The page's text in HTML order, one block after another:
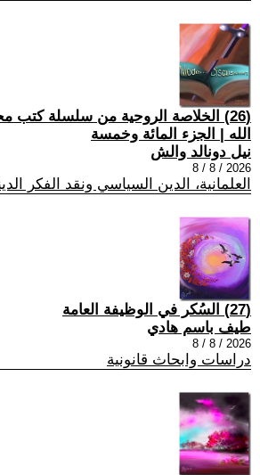
(26) الخلاصة الروحية من سلسلة كتب
الله | الجزء المائة وخمسة
نيل دونالد والش
2026 / 8 / 8
العلمانية، الدين السياسي ونقد الفكر
(27) السُكر في الوظيفة العامة
طيف باسم هادي
2026 / 8 / 8
دراسات وابحاث قانونية